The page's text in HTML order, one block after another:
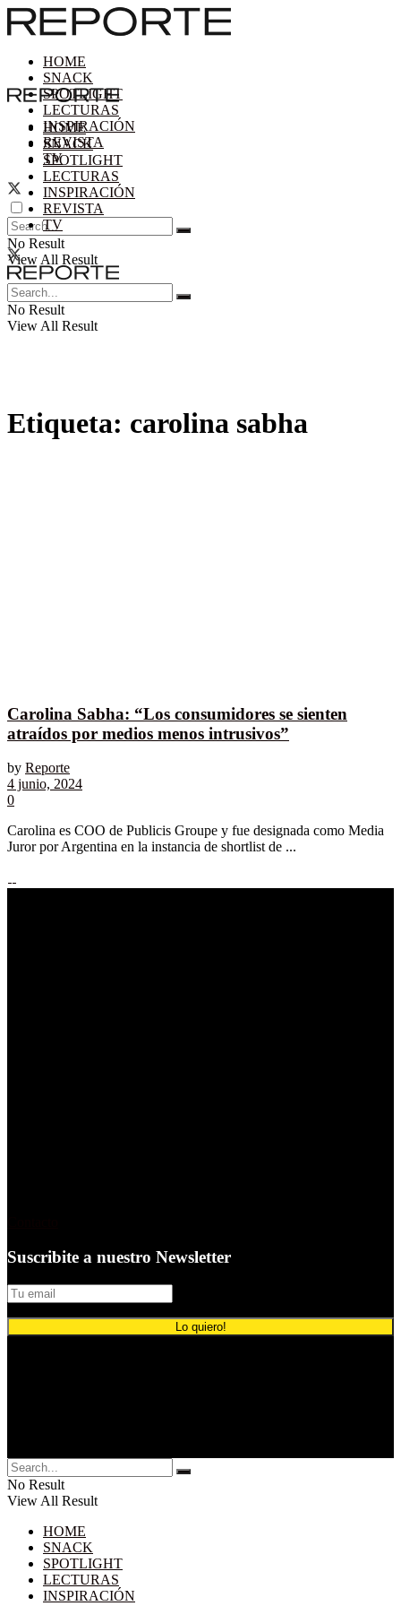
HOME
SNACK
SPOTLIGHT
LECTURAS
INSPIRACIÓN
REVISTA
TV
No Result
View All Result
HOME
SNACK
SPOTLIGHT
LECTURAS
INSPIRACIÓN
REVISTA
TV
No Result
View All Result
Etiqueta: carolina sabha
Carolina Sabha: “Los consumidores se sienten
atraídos por medios menos intrusivos”
by Reporte
4 junio, 2024
0
Carolina es COO de Publicis Groupe y fue designada como Media
Juror por Argentina en la instancia de shortlist de ...
Suscribite a nuestro Newsletter
No Result
View All Result
HOME
SNACK
SPOTLIGHT
LECTURAS
INSPIRACIÓN